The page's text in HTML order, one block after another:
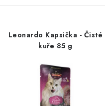
Leonardo Kapsička - Čisté
kuře 85 g